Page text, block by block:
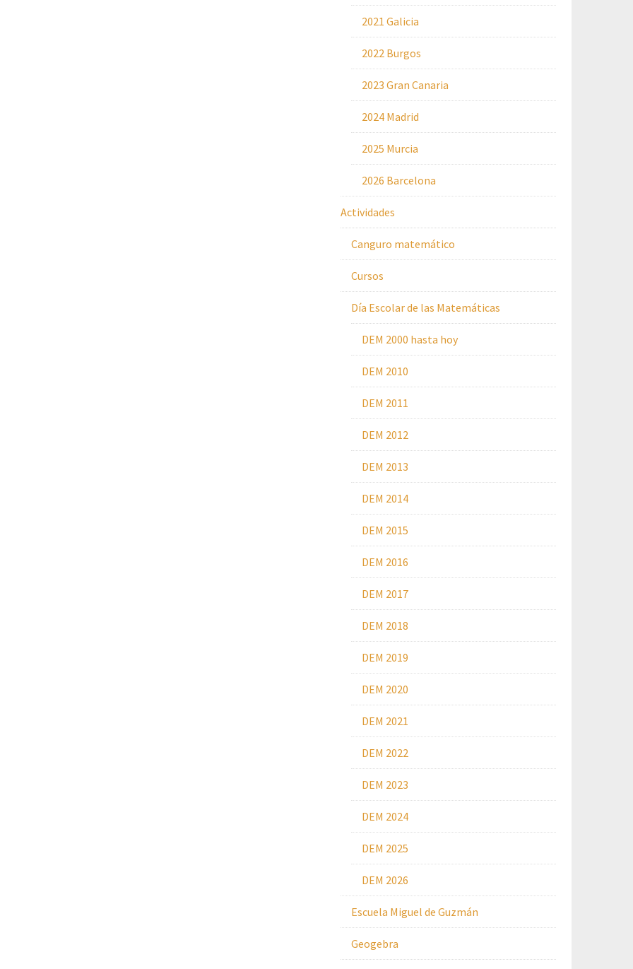
2021 Galicia
2022 Burgos
2023 Gran Canaria
2024 Madrid
2025 Murcia
2026 Barcelona
Actividades
Canguro matemático
Cursos
Día Escolar de las Matemáticas
DEM 2000 hasta hoy
DEM 2010
DEM 2011
DEM 2012
DEM 2013
DEM 2014
DEM 2015
DEM 2016
DEM 2017
DEM 2018
DEM 2019
DEM 2020
DEM 2021
DEM 2022
DEM 2023
DEM 2024
DEM 2025
DEM 2026
Escuela Miguel de Guzmán
Geogebra